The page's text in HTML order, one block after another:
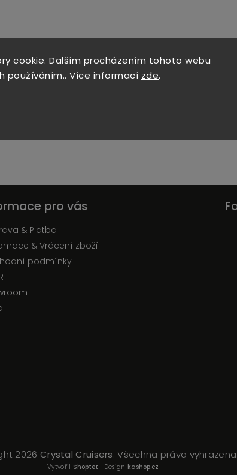
cookie. Dalším procházením tohoto webu
používáním.. Více informací zde.
pro vás
& Platba
& Vrácení zboží
podmínky
2026 Crystal Cruisers. Všechna práva vyhrazena.
Vytvořil Shoptet | Design kashop.cz